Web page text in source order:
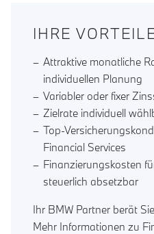
IHRE
Attraktive monatliche
individuellen Planung
Variabler oder fixer
Zielrate individuell
Top-
Financial Services
Finanzierungskosten
steuerlich absetzbar
Ihr BMW Partner berät
Mehr Informationen zu